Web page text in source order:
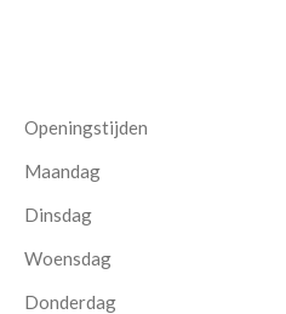
Openingstijden
Maandag
Dinsdag
Woensdag
Donderdag